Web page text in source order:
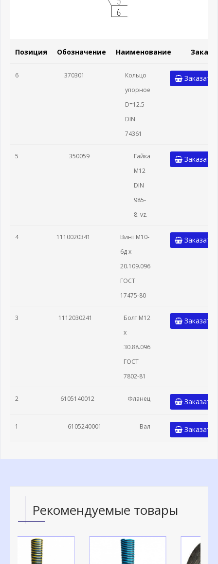
Позиция Обозначение Наименование
6 370301
Кольцо
упорное
D=12.5
DIN
74361
Заказать
5 350059
Гайка
M12
DIN
985-
8. vz.
Заказать
4 1110020341
Винт М10-
6д х
20.109.096
ГОСТ
17475-80
Заказать
3 1112030241
Болт М12
х
30.88.096
ГОСТ
7802-81
Заказать
2 6105140012 Фланец Заказать
1 6105240001 Вал Заказать
Рекомендуемые товары